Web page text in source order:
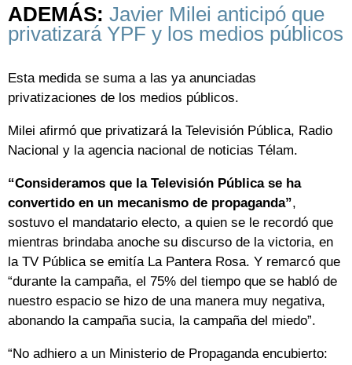
ADEMÁS: Javier Milei anticipó que
privatizará YPF y los medios públicos
Esta medida se suma a las ya anunciadas
privatizaciones de los medios públicos.
Milei afirmó que privatizará la Televisión Pública, Radio
Nacional y la agencia nacional de noticias Télam.
“Consideramos que la Televisión Pública se ha
convertido en un mecanismo de propaganda”,
sostuvo el mandatario electo, a quien se le recordó que
mientras brindaba anoche su discurso de la victoria, en
la TV Pública se emitía La Pantera Rosa. Y remarcó que
“durante la campaña, el 75% del tiempo que se habló de
nuestro espacio se hizo de una manera muy negativa,
abonando la campaña sucia, la campaña del miedo”.
“No adhiero a un Ministerio de Propaganda encubierto: